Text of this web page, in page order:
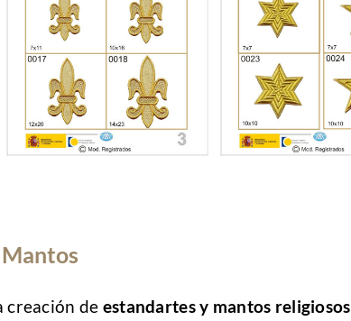
creación de estandartes y mantos religiosos